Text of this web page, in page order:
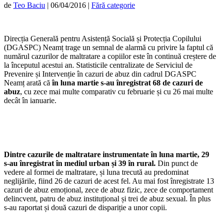
de Teo Baciu | 06/04/2016 | Fără categorie
Direcția Generală pentru Asistență Socială și Protecția Copilului
(DGASPC) Neamț trage un semnal de alarmă cu privire la faptul că
numărul cazurilor de maltratare a copiilor este în continuă creștere de
la începutul acestui an. Statisticile centralizate de Serviciul de
Prevenire și Intervenție în cazuri de abuz din cadrul DGASPC
Neamț arată căîn luna martie s-au înregistrat 68 de cazuri de
abuz, cu zece mai multe comparativ cu februarie și cu 26 mai multe
decât în ianuarie.
Dintre cazurile de maltratare instrumentate în luna martie, 29
s-au înregistrat în mediul urban și 39 în rural. Din punct de
vedere al formei de maltratare, și luna trecută au predominat
neglijările, fiind 26 de cazuri de acest fel. Au mai fost înregistrate 13
cazuri de abuz emoțional, zece de abuz fizic, zece de comportament
delincvent, patru de abuz instituțional și trei de abuz sexual. În plus
s-au raportat și două cazuri de dispariție a unor copii.